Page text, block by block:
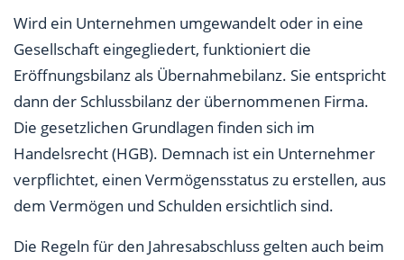
Wird ein Unternehmen umgewandelt oder in eine
Gesellschaft eingegliedert, funktioniert die
Eröffnungsbilanz als Übernahmebilanz. Sie entspricht
dann der Schlussbilanz der übernommenen Firma.
Die gesetzlichen Grundlagen finden sich im
Handelsrecht (HGB). Demnach ist ein Unternehmer
verpflichtet, einen Vermögensstatus zu erstellen, aus
dem Vermögen und Schulden ersichtlich sind.
Die Regeln für den Jahresabschluss gelten auch beim